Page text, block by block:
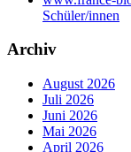
Schüler/innen
Archiv
August 2026
Juli 2026
Juni 2026
Mai 2026
April 2026